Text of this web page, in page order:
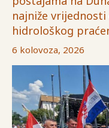
najniže
hidrološkog
6 kolovoza, 2026